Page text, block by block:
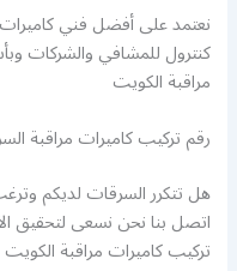
نعتمد على أفضل فني
كنترول للمشافي والشركات
مراقبة الكويت
رقم تركيب كاميرات مراقبة
هل تتكرر السرقات لديكم
اتصل بنا نحن نسعى لتحقيق
تركيب كاميرات مراقبة